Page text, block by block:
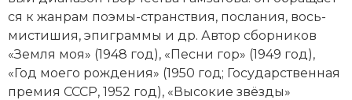
Новая история
Новейшая история
Нумизматика
ся к жан­рам по­эмы-стран­ст­вия, по­сла­ния, вось­
ми­сти­шия, эпи­грам­мы и др. Ав­тор сборников
«Зем­ля моя» (1948 год), «Пес­ни гор» (1949 год),
«Год мое­го ро­ж­де­ния» (1950 год; Государственная
премия СССР, 1952 год), «Вы­со­кие звёз­ды»